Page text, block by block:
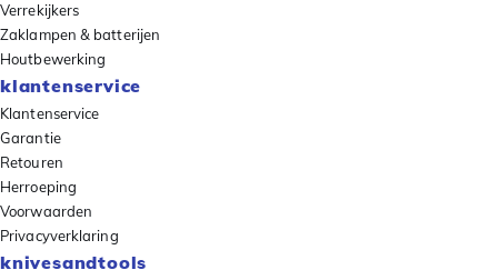
Verrekijkers
Zaklampen & batterijen
Houtbewerking
klantenservice
Klantenservice
Garantie
Retouren
Herroeping
Voorwaarden
Privacyverklaring
knivesandtools